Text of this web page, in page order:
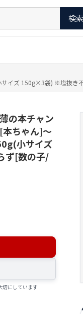
検索
サイズ 150g×3袋) ※塩抜
の本チャン
ちゃん]〜
小サイズ
ず[数の子/
にしています